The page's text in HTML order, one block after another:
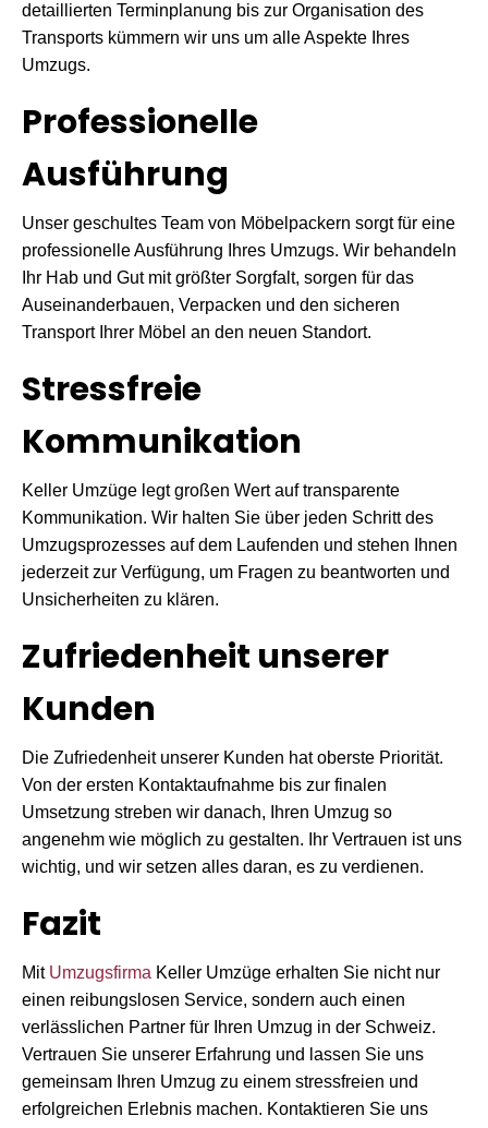
detaillierten Terminplanung bis zur Organisation des
Transports kümmern wir uns um alle Aspekte Ihres
Umzugs.
Professionelle
Ausführung
Unser geschultes Team von Möbelpackern sorgt für eine
professionelle Ausführung Ihres Umzugs. Wir behandeln
Ihr Hab und Gut mit größter Sorgfalt, sorgen für das
Auseinanderbauen, Verpacken und den sicheren
Transport Ihrer Möbel an den neuen Standort.
Stressfreie
Kommunikation
Keller Umzüge legt großen Wert auf transparente
Kommunikation. Wir halten Sie über jeden Schritt des
Umzugsprozesses auf dem Laufenden und stehen Ihnen
jederzeit zur Verfügung, um Fragen zu beantworten und
Unsicherheiten zu klären.
Zufriedenheit unserer
Kunden
Die Zufriedenheit unserer Kunden hat oberste Priorität.
Von der ersten Kontaktaufnahme bis zur finalen
Umsetzung streben wir danach, Ihren Umzug so
angenehm wie möglich zu gestalten. Ihr Vertrauen ist uns
wichtig, und wir setzen alles daran, es zu verdienen.
Fazit
Mit Umzugsfirma Keller Umzüge erhalten Sie nicht nur
einen reibungslosen Service, sondern auch einen
verlässlichen Partner für Ihren Umzug in der Schweiz.
Vertrauen Sie unserer Erfahrung und lassen Sie uns
gemeinsam Ihren Umzug zu einem stressfreien und
erfolgreichen Erlebnis machen. Kontaktieren Sie uns